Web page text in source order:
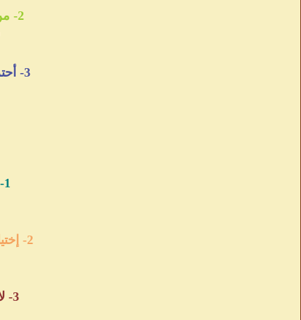
2- من المستحسن أستخدام أسلوب خاص فيكـ في الكتابه من حيث لون الكتابه
3- أحترام الأعضاء حتى لو كانت أساليبهم لا تعجبكـ فلكل عضو أسلوبه الخاص الي
1- تنسيق الموضوع وإخراجه بأجمل صوره وتحسينه باللمسات الجماليه إن
2- إختيار مواضيع تهم أغلب المشاهدين ومناقشه مشكله عامه وليس طرح مشكله
3- لا تكتب وأنت تحت ضغوط نفسيه يجب الكتابه بعفويه وتركـ الحريه لقلمكـ